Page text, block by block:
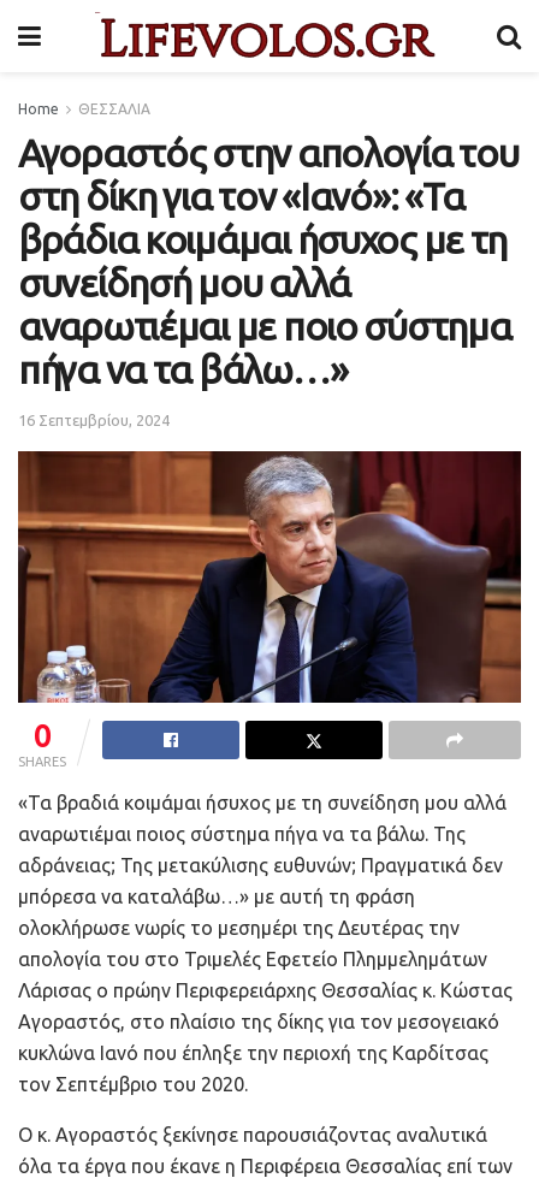
Home ΘΕΣΣΑΛΙΑ
Αγοραστός στην απολογία του
στη δίκη για τον «Ιανό»: «Τα
βράδια κοιμάμαι ήσυχος με τη
συνείδησή μου αλλά
αναρωτιέμαι με ποιο σύστημα
πήγα να τα βάλω…»
16 Σεπτεμβρίου, 2024
0
SHARES
«Τα βραδιά κοιμάμαι ήσυχος με τη συνείδηση μου αλλά
αναρωτιέμαι ποιος σύστημα πήγα να τα βάλω. Της
αδράνειας; Της μετακύλισης ευθυνών; Πραγματικά δεν
μπόρεσα να καταλάβω…» με αυτή τη φράση
ολοκλήρωσε νωρίς το μεσημέρι της Δευτέρας την
απολογία του στο Τριμελές Εφετείο Πλημμελημάτων
Λάρισας ο πρώην Περιφερειάρχης Θεσσαλίας κ. Κώστας
Αγοραστός, στο πλαίσιο της δίκης για τον μεσογειακό
κυκλώνα Ιανό που έπληξε την περιοχή της Καρδίτσας
τον Σεπτέμβριο του 2020.
Ο κ. Αγοραστός ξεκίνησε παρουσιάζοντας αναλυτικά
όλα τα έργα που έκανε η Περιφέρεια Θεσσαλίας επί των